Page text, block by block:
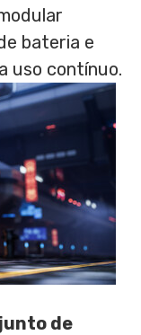
bateria e
uso contínuo.
de